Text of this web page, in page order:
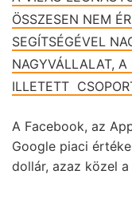
ÖSSZESEN NEM
SEGÍTSÉGÉVEL
NAGYVÁLLALAT, A
ILLETETT
A Facebook, az
Google piaci
dollár, azaz közel